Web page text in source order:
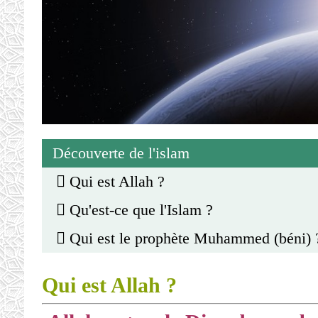
Découverte de l'islam
Qui est Allah ?
Qu'est-ce que l'Islam ?
Qui est le prophète Muhammed (béni)
Qui est Allah ?